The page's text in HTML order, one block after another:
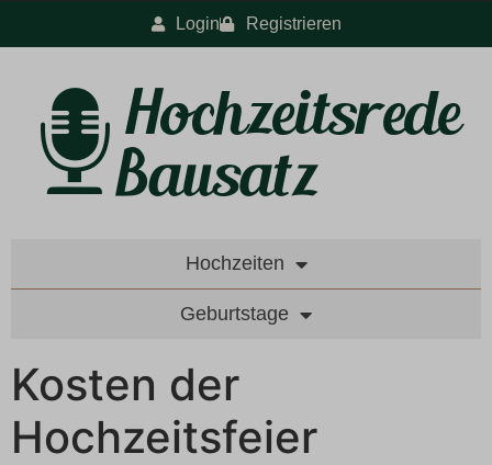
Login Registrieren
Hochzeiten
Geburtstage
Kosten der
Hochzeitsfeier